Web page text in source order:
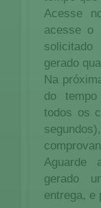
Acesse
acesse o
gerado
Na
do
todos os
Aguarde
gerado
entrega, e